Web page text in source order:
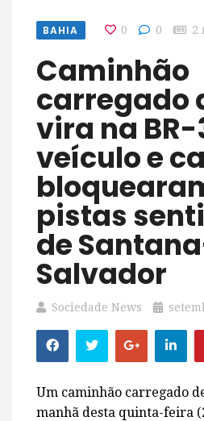
BAHIA 0 0 2
Caminhão
carregado
vira na BR-
veículo e
pistas
de
Salvador
Sociedade News
Um caminhão carregado
manhã desta quinta-feira